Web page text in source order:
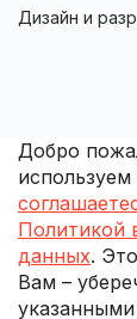
Дизайн и
Добро
Политикой
данных.
Вам –